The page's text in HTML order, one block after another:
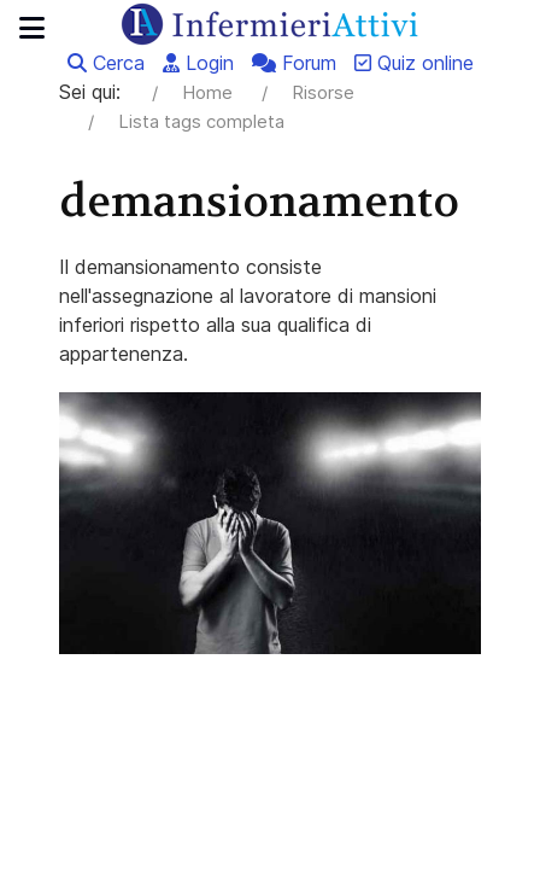
Cerca Login Forum
Quiz online
Sei qui:
Home
Risorse
Lista tags completa
demansionamento
Il demansionamento consiste
nell'assegnazione al lavoratore di mansioni
inferiori rispetto alla sua qualifica di
appartenenza.